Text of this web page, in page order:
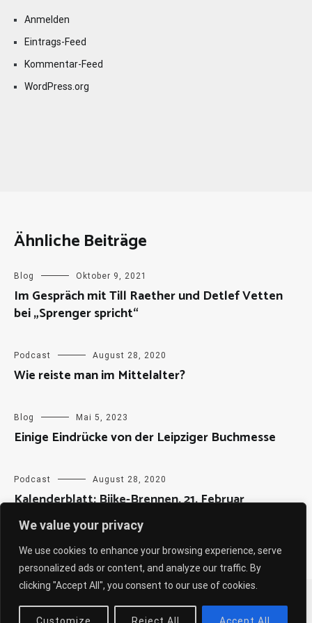
We value your privacy
We use cookies to enhance your browsing experience, serve
personalized ads or content, and analyze our traffic. By
clicking "Accept All", you consent to our use of cookies.
Anmelden
Eintrags-Feed
Kommentar-Feed
WordPress.org
Ähnliche Beiträge
Blog Oktober 9, 2021
Im Gespräch mit Till Raether und Detlef Vetten
bei „Sprenger spricht“
Podcast August 28, 2020
Wie reiste man im Mittelalter?
Blog Mai 5, 2023
Einige Eindrücke von der Leipziger Buchmesse
Podcast August 28, 2020
Kalenderblatt: Biike-Brennen, 21. Februar